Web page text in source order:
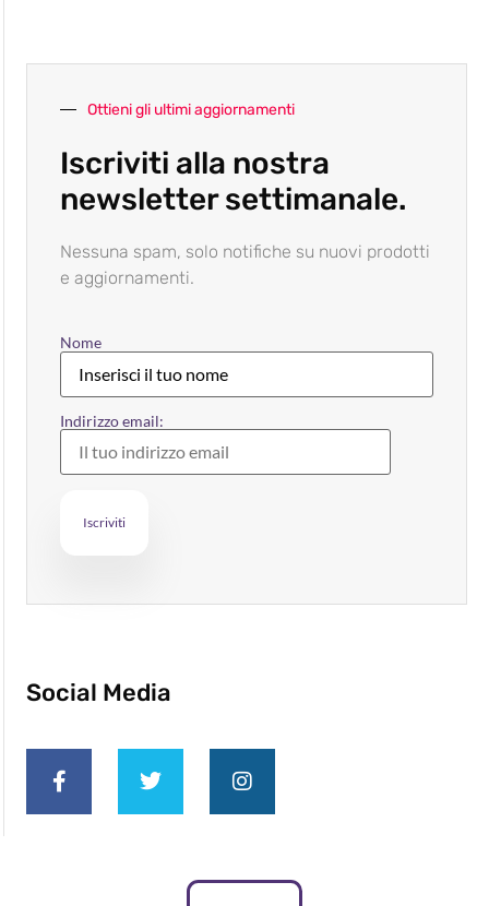
Ottieni gli ultimi aggiornamenti
Iscriviti alla nostra
newsletter settimanale.
Nessuna spam, solo notifiche su nuovi prodotti
e aggiornamenti.
Nome
Indirizzo email:
Social Media